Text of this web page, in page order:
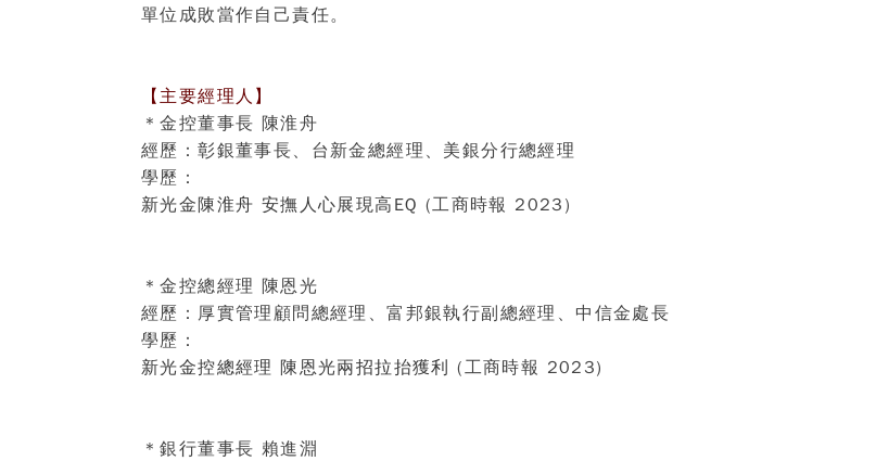
單位成敗當作自己責任。
【主要經理人】
＊金控董事長 陳淮舟
經歷：彰銀董事長、台新金總經理、美銀分行總經理
學歷：
新光金陳淮舟 安撫人心展現高EQ (工商時報 2023)
＊金控總經理 陳恩光
經歷：厚實管理顧問總經理、富邦銀執行副總經理、中信金處長
學歷：
新光金控總經理 陳恩光兩招拉抬獲利 (工商時報 2023)
＊銀行董事長 賴進淵